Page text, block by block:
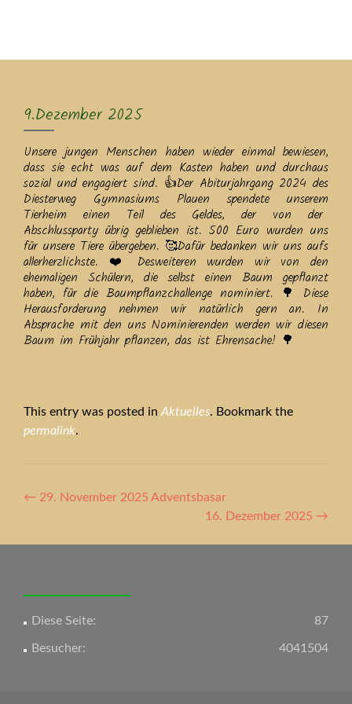
9.Dezember 2025
Unsere jungen Menschen haben wieder einmal bewiesen,
dass sie echt was auf dem Kasten haben und durchaus
sozial und engagiert sind. 👍Der Abiturjahrgang 2024 des
Diesterweg Gymnasiums Plauen spendete unserem
Tierheim einen Teil des Geldes, der von der
Abschlussparty übrig geblieben ist. 500 Euro wurden uns
für unsere Tiere übergeben. 🥰Dafür bedanken wir uns aufs
allerherzlichste. ❤️ Desweiteren wurden wir von den
ehemaligen Schülern, die selbst einen Baum gepflanzt
haben, für die Baumpflanzchallenge nominiert. 🌳 Diese
Herausforderung nehmen wir natürlich gern an. In
Absprache mit den uns Nominierenden werden wir diesen
Baum im Frühjahr pflanzen, das ist Ehrensache! 🌳
This entry was posted in Aktuelles. Bookmark the
permalink.
Artikel-
← 29. November 2025 Adventsbasar
16. Dezember 2025 →
87
Diese Seite:
4041504
Besucher: